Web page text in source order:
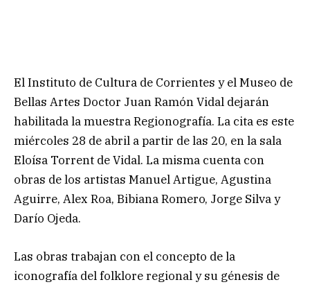
El Instituto de Cultura de Corrientes y el Museo de
Bellas Artes Doctor Juan Ramón Vidal dejarán
habilitada la muestra Regionografía. La cita es este
miércoles 28 de abril a partir de las 20, en la sala
Eloísa Torrent de Vidal. La misma cuenta con
obras de los artistas Manuel Artigue, Agustina
Aguirre, Alex Roa, Bibiana Romero, Jorge Silva y
Darío Ojeda.
Las obras trabajan con el concepto de la
iconografía del folklore regional y su génesis de